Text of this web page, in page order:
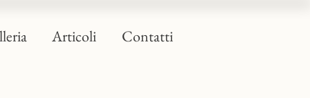
Articoli Contatti